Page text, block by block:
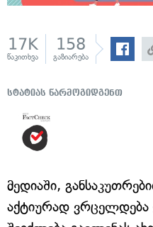
17K
წაკითხვა
158
გაზიარება
სტატიას წარმოგიდგენთ
მედიაში,
აქტიურად ვრცელდება